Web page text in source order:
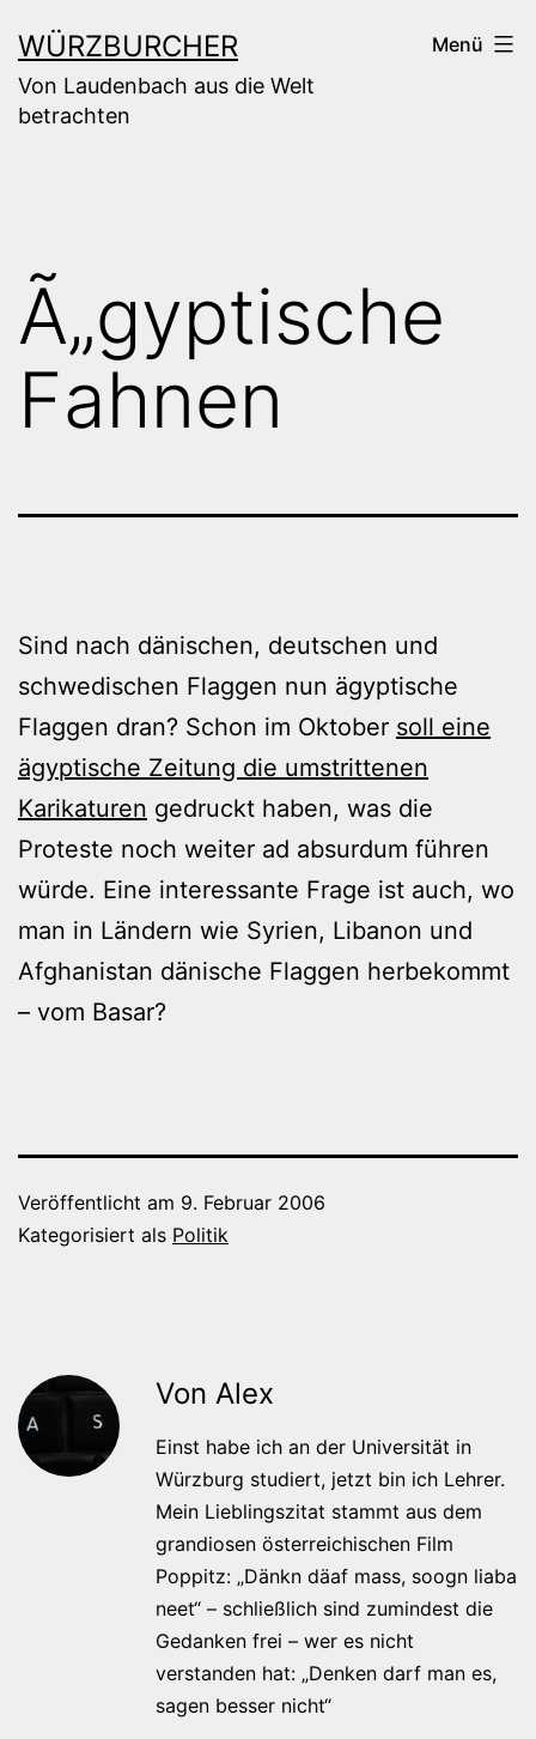
Inhalt
springen
WÜRZBURCHER
Von Laudenbach aus die Welt
betrachten
Menü
Ã„gyptische
Fahnen
Sind nach dänischen, deutschen und
schwedischen Flaggen nun ägyptische
Flaggen dran? Schon im Oktober soll eine
ägyptische Zeitung die umstrittenen
Karikaturen gedruckt haben, was die
Proteste noch weiter ad absurdum führen
würde. Eine interessante Frage ist auch, wo
man in Ländern wie Syrien, Libanon und
Afghanistan dänische Flaggen herbekommt
– vom Basar?
Veröffentlicht am 9. Februar 2006
Kategorisiert als Politik
Von Alex
Einst habe ich an der Universität in
Würzburg studiert, jetzt bin ich Lehrer.
Mein Lieblingszitat stammt aus dem
grandiosen österreichischen Film
Poppitz: „Dänkn däaf mass, soogn liaba
neet“ – schließlich sind zumindest die
Gedanken frei – wer es nicht
verstanden hat: „Denken darf man es,
sagen besser nicht“